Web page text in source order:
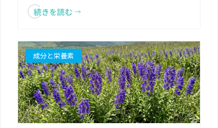
続きを読む
成分と栄養素